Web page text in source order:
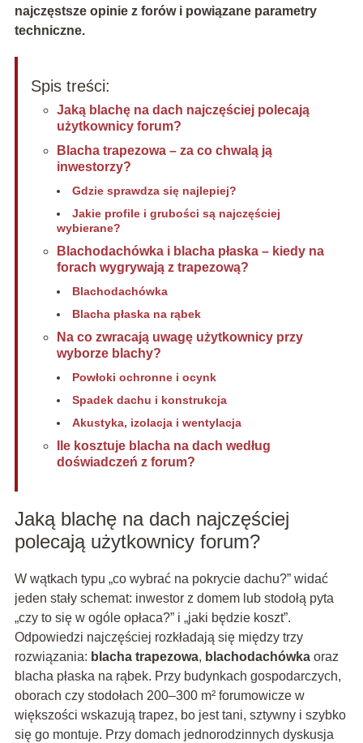
najczęstsze opinie z forów i powiązane parametry
techniczne.
Spis treści:
Jaką blachę na dach najczęściej polecają
użytkownicy forum?
Blacha trapezowa – za co chwalą ją
inwestorzy?
Gdzie sprawdza się najlepiej?
Jakie profile i grubości są najczęściej
wybierane?
Blachodachówka i blacha płaska – kiedy na
forach wygrywają z trapezową?
Blachodachówka
Blacha płaska na rąbek
Na co zwracają uwagę użytkownicy przy
wyborze blachy?
Powłoki ochronne i ocynk
Spadek dachu i konstrukcja
Akustyka, izolacja i wentylacja
Ile kosztuje blacha na dach według
doświadczeń z forum?
Jaką blachę na dach najczęściej
polecają użytkownicy forum?
W wątkach typu „co wybrać na pokrycie dachu?” widać
jeden stały schemat: inwestor z domem lub stodołą pyta
„czy to się w ogóle opłaca?” i „jaki będzie koszt”.
Odpowiedzi najczęściej rozkładają się między trzy
rozwiązania: blacha trapezowa, blachodachówkaoraz
blacha płaska na rąbek. Przy budynkach gospodarczych,
oborach czy stodołach 200–300 m² forumowicze w
większości wskazują trapez, bo jest tani, sztywny i szybko
się go montuje. Przy domach jednorodzinnych dyskusja